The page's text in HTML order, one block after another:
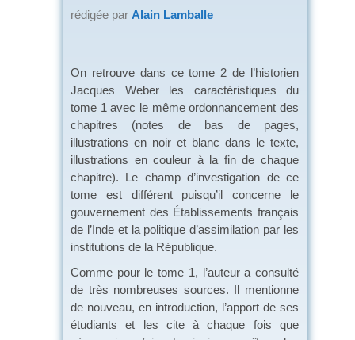
rédigée par Alain Lamballe
On retrouve dans ce tome 2 de l’historien
Jacques Weber les caractéristiques du
tome 1 avec le même ordonnancement des
chapitres (notes de bas de pages,
illustrations en noir et blanc dans le texte,
illustrations en couleur à la fin de chaque
chapitre). Le champ d’investigation de ce
tome est différent puisqu’il concerne le
gouvernement des Établissements français
de l’Inde et la politique d’assimilation par les
institutions de la République.
Comme pour le tome 1, l’auteur a consulté
de très nombreuses sources. Il mentionne
de nouveau, en introduction, l’apport de ses
étudiants et les cite à chaque fois que